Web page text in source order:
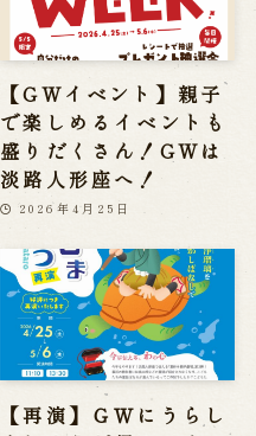
【GWイベント】親子
で楽しめるイベントも
盛りだくさん！GWは
淡路人形座へ！
2026年4月25日
【再演】ＧＷにうらし